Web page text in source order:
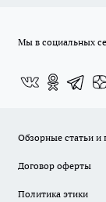
Мы в социальных
Обзорные статьи и
Договор оферты
Политика этики